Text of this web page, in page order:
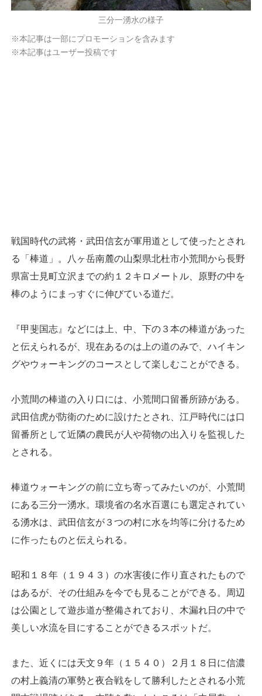
三分一湧水の様子
※本記事は一部にプロモーションを含みます
※本記事はユーザー投稿です
戦国時代の武将・武田信玄が軍用道として使ったとされ
る「棒道」。八ヶ岳南麓の山梨県北杜市小荒間から長野
県富士見町立沢までの約１２キロメートル、原野の中を
棒のようにまっすぐに伸びている道だ。
『甲斐国志』などには上、中、下の３本の棒道があった
と伝えられるが、現在あるのは上の道のみで、ハイキン
グやウォーキングのコースとして楽しむことができる。
小荒間の棒道の入り口には、小荒間口留番所跡がある。
武田信虎が防衛のために設けたとされ、江戸時代には口
留番所として近隣の農民が人や荷物の出入りを監視した
とされる。
棒道ウォーキングの前に立ち寄ってみたいのが、小荒間
にある三分一湧水。環境省の名水百選にも選定されてい
る湧水は、武田信玄が３つの村に水を均等に分けるため
に作ったものと伝えられる。
昭和１８年（１９４３）の水害後に作り直されたもので
はあるが、その仕組みを今でも見ることができる。周辺
は公園として遊歩道が整備されており、木漏れ日の中で
美しい水流を目にすることができるスポットだ。
また、近くには天文９年（１５４０）２月１８日に信濃
の村上義清の軍勢と夜合戦をして勝利したとされる小荒